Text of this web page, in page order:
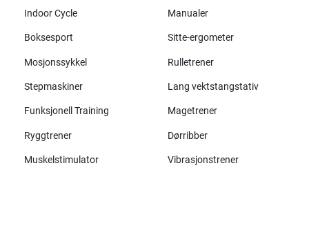
Indoor Cycle Manualer
Boksesport Sitte-ergometer
Mosjonssykkel Rulletrener
Stepmaskiner Lang vektstangstativ
Funksjonell Training Magetrener
Ryggtrener Dørribber
Muskelstimulator Vibrasjonstrener